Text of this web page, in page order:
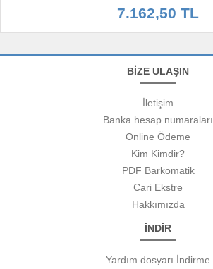
7.162,50 TL
BİZE ULAŞIN
İletişim
Banka hesap numaraları
Online Ödeme
Kim Kimdir?
PDF Barkomatik
Cari Ekstre
Hakkımızda
İNDİR
Yardım dosyarı İndirme